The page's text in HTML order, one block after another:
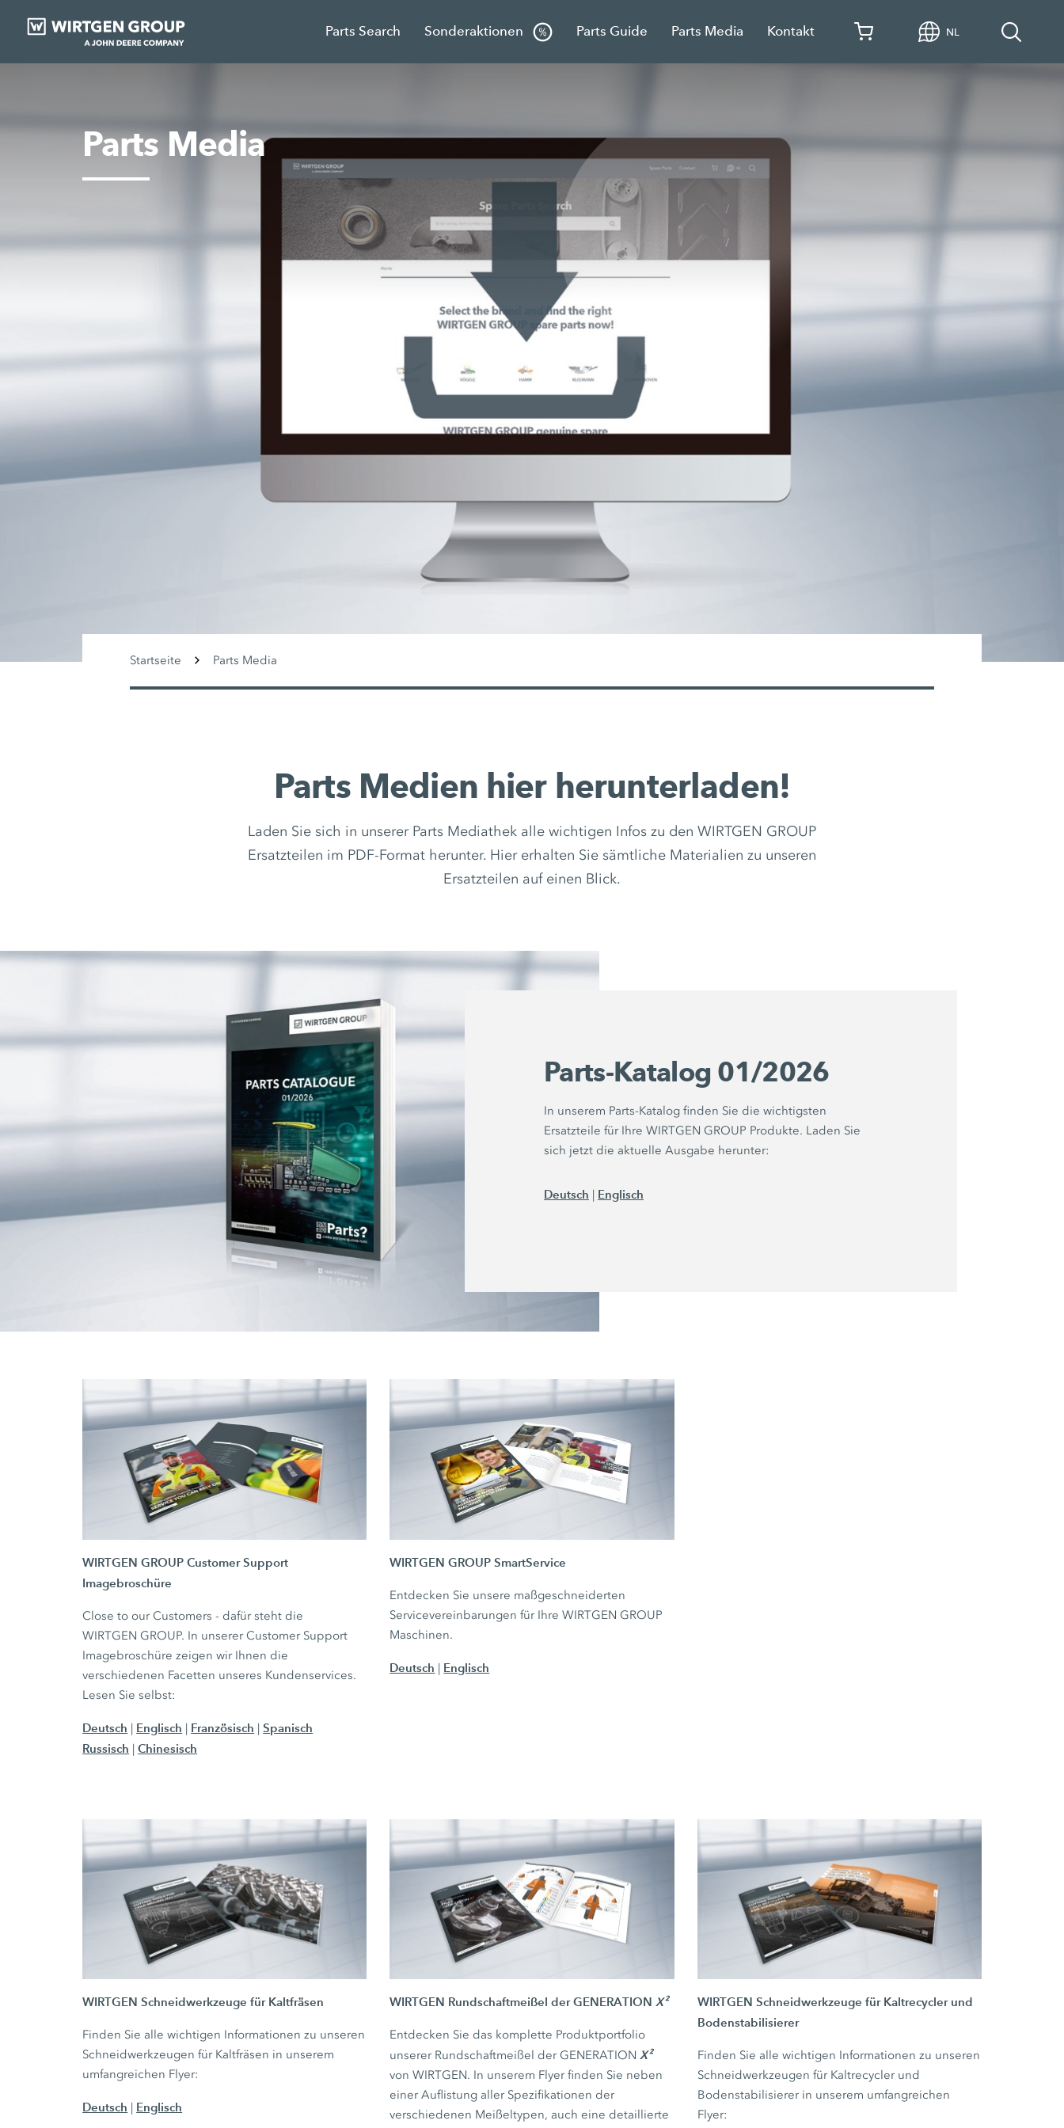
Parts Search Sonderaktionen Parts Guide Parts Media Kontakt NL
Parts Media
Startseite Parts Media
Parts Medien hier herunterladen!
Laden Sie sich in unserer Parts Mediathek alle wichtigen Infos zu den WIRTGEN GROUP
Ersatzteilen im PDF-Format herunter. Hier erhalten Sie sämtliche Materialien zu unseren
Ersatzteilen auf einen Blick.
Parts-Katalog 01/2026
In unserem Parts-Katalog finden Sie die wichtigsten
Ersatzteile für Ihre WIRTGEN GROUP Produkte. Laden Sie
sich jetzt die aktuelle Ausgabe herunter:
Deutsch | Englisch
WIRTGEN GROUP Customer Support
Imagebroschüre
Close to our Customers - dafür steht die
WIRTGEN GROUP. In unserer Customer Support
Imagebroschüre zeigen wir Ihnen die
verschiedenen Facetten unseres Kundenservices.
Lesen Sie selbst:
Deutsch | Englisch | Französisch | Spanisch
Russisch |Chinesisch
WIRTGEN GROUP SmartService
Entdecken Sie unsere maßgeschneiderten
Servicevereinbarungen für Ihre WIRTGEN GROUP
Maschinen.
Deutsch | Englisch
WIRTGEN Schneidwerkzeuge für Kaltfräsen
Finden Sie alle wichtigen Informationen zu unseren
Schneidwerkzeugen für Kaltfräsen in unserem
umfangreichen Flyer:
Deutsch | Englisch
WIRTGEN Rundschaftmeißel der GENERATIONX²
Entdecken Sie das komplette Produktportfolio
unserer Rundschaftmeißel der GENERATIONX²
von WIRTGEN. In unserem Flyer finden Sie neben
einer Auflistung aller Spezifikationen der
verschiedenen Meißeltypen, auch eine detaillierte
WIRTGEN Schneidwerkzeuge für Kaltrecycler und
Bodenstabilisierer
Finden Sie alle wichtigen Informationen zu unseren
Schneidwerkzeugen für Kaltrecycler und
Bodenstabilisierer in unserem umfangreichen
Flyer: